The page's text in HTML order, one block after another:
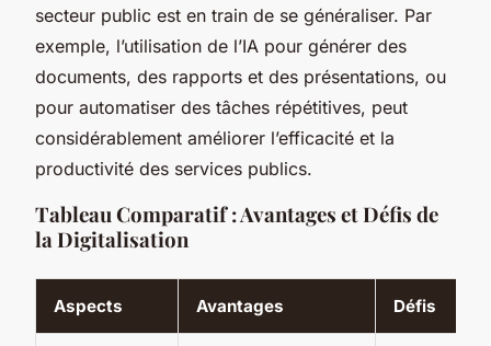
secteur public est en train de se généraliser. Par
exemple, l’utilisation de l’IA pour générer des
documents, des rapports et des présentations, ou
pour automatiser des tâches répétitives, peut
considérablement améliorer l’efficacité et la
productivité des services publics.
Tableau Comparatif : Avantages et Défis de
la Digitalisation
Aspects Avantages Défis